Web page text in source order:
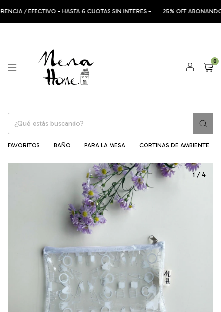
/ EFECTIVO - HASTA 6 CUOTAS SIN INTERES - 25% OFF ABONANDO
0
FAVORITOS BAÑO PARA LA MESA CORTINAS DE AMBIENTE
1 /4